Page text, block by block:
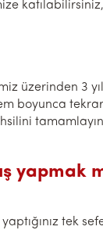
üzerinden 3
boyunca
yapmak
tek